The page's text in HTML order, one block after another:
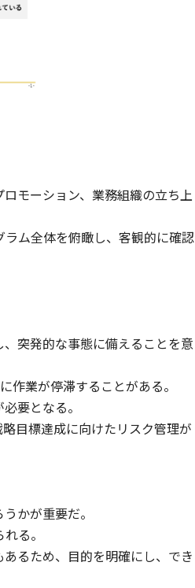
モーション、業務組織の立ち上
ム全体を俯瞰し、客観的に確認
突発的な事態に備えることを意
業が停滞することがある。
要となる。
目標達成に向けたリスク管理が
かが重要だ。
る。
るため、目的を明確にし、でき